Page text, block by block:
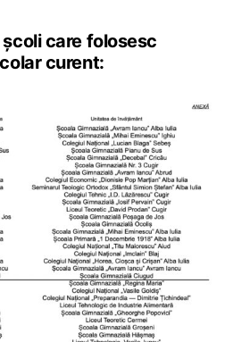
care folosesc
curent: